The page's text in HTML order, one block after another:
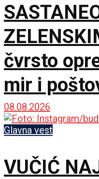
čvrsto
mir i
08.08.2026
Glavna vest
VUČIĆ